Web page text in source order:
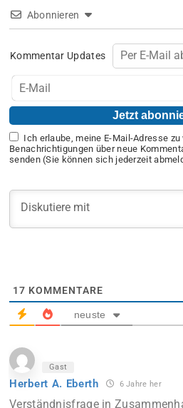
Abonnieren
Kommentar Updates
Ich erlaube, meine E-Mail-Adresse
Benachrichtigungen über neue
senden (Sie können sich jederzeit
17 KOMMENTARE
neuste
Gast
Herbert A. Eberth 6 Jahre her
Verständnisfrage in